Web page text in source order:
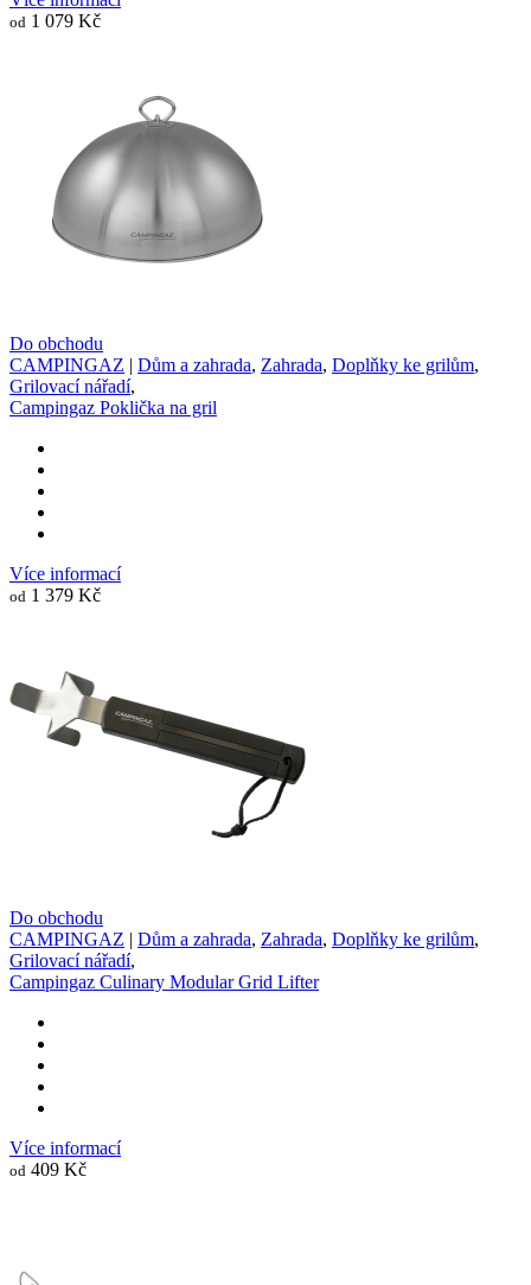
od 1 079 Kč
Do obchodu
CAMPINGAZ | Dům a zahrada, Zahrada, Doplňky ke grilům,
Grilovací nářadí,
Campingaz Poklička na gril
Více informací
od 1 379 Kč
Do obchodu
CAMPINGAZ | Dům a zahrada, Zahrada, Doplňky ke grilům,
Grilovací nářadí,
Campingaz Culinary Modular Grid Lifter
Více informací
od 409 Kč